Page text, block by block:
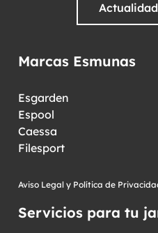
Marcas Esmunas
Esgarden
Espool
Caessa
Filesport
Aviso Legal y Política de
Servicios para tu